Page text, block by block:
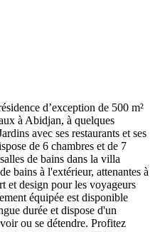
d’exception de 500 m²
à Abidjan, à quelques
avec ses restaurants et ses
de 6 chambres et de 7
de bains dans la villa
bains à l'extérieur, attenantes à
et design pour les voyageurs
équipée est disponible
durée et dispose d'un
ou se détendre. Profitez